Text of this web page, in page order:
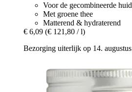
Voor de gecombineerde huid
Met groene thee
Matterend & hydraterend
€ 6,09 (€ 121,80 / l)
Bezorging uiterlijk op 14. augustus